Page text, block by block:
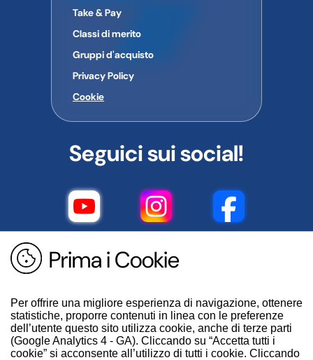
Prima i Cookie
Per offrire una migliore esperienza di navigazione, ottenere
statistiche, proporre contenuti in linea con le preferenze
dell’utente questo sito utilizza cookie, anche di terze parti
(Google Analytics 4 - GA). Cliccando su “Accetta tutti i
cookie” si acconsente all’utilizzo di tutti i cookie. Cliccando
Take & Pay
Classi di merito
Gruppi d'acquisto
Privacy Policy
Cookie
Seguici sui social!